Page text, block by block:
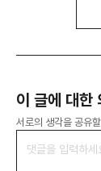
이 글에 대한
서로의 생각을 공유